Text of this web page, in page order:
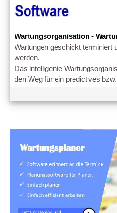
Wartungsorganisation -
Wartungen geschickt terminiert
werden.
Das intelligente
den Weg für ein predictives